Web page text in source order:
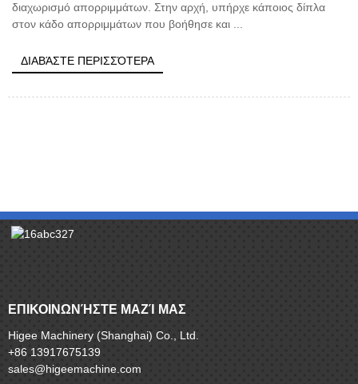
διαχωρισμό απορριμμάτων. Στην αρχή, υπήρχε κάποιος δίπλα
στον κάδο απορριμμάτων που βοήθησε και ...
ΔΙΑΒΆΣΤΕ ΠΕΡΙΣΣΌΤΕΡΑ
ΕΠΙΚΟΙΝΩΝΉΣΤΕ ΜΑΖΊ ΜΑΣ
Higee Machinery (Shanghai) Co., Ltd.
+86 13917675139
sales@higeemachine.com